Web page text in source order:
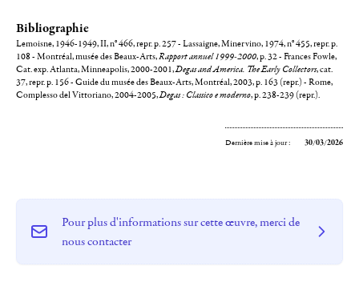
Bibliographie
Lemoisne, 1946-1949, II, n° 466, repr. p. 257 - Lassaigne, Minervino, 1974, n° 455, repr. p.
108 - Montréal, musée des Beaux-Arts,Rapport annuel 1999-2000, p. 32 - Frances Fowle,
Cat. exp. Atlanta, Minneapolis, 2000-2001,Degas and America. The Early Collectors, cat.
37, repr. p. 156 - Guide du musée des Beaux-Arts, Montréal, 2003, p. 163 (repr.) - Rome,
Complesso del Vittoriano, 2004-2005,Degas : Classico e moderno, p. 238-239 (repr.).
Dernière mise à jour : 30/03/2026
Pour plus d'informations sur cette œuvre, merci de
nous contacter